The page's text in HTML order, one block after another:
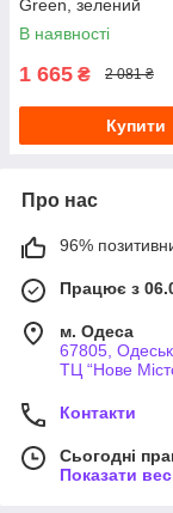
Green, зелений
В наявності
1 665 ₴ 2 081 ₴
Купити
Про нас
96%
Працює з
м. Одеса
67805,
ТЦ “Нове
Контакти
Сьогодні
Показати